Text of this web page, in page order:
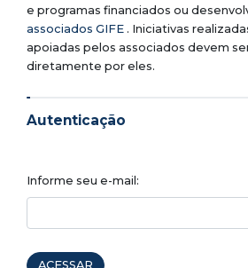
e programas financiados ou
associados GIFE . Iniciativas
apoiadas pelos associados devem
diretamente por eles.
Autenticação
Informe seu e-mail: